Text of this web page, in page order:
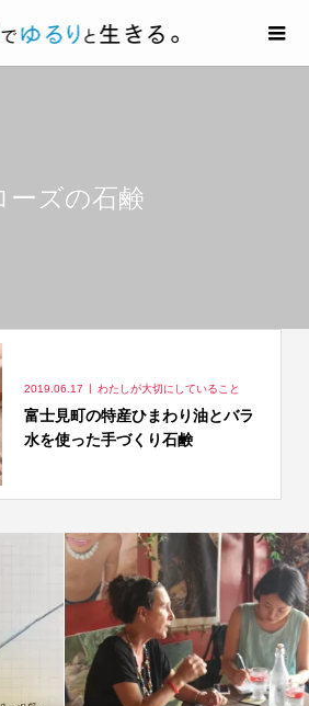
ーズの石鹸
2019.06.17 わたしが大切にしていること
富士見町の特産ひまわり油とバラ
水を使った手づくり石鹸